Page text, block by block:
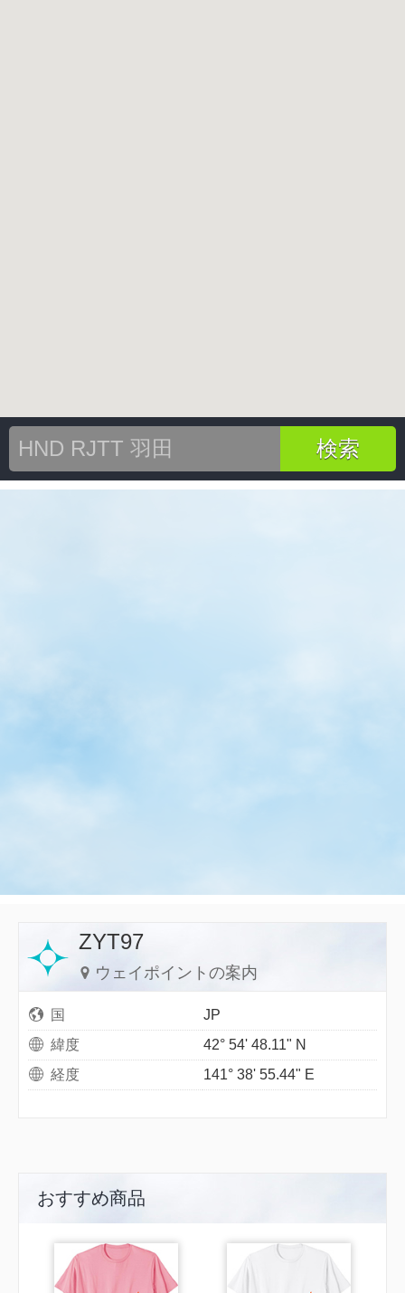
ZYT97
ウェイポイントの案内
国
JP
緯度
42° 54' 48.11" N
経度
141° 38' 55.44" E
おすすめ商品